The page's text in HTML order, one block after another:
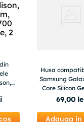
buc
Husa
Samsung
Core Silicon
Model
69,00
Adauga in